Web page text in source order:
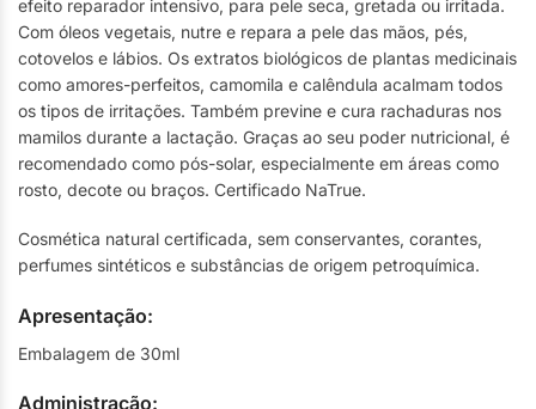
efeito reparador intensivo, para pele seca, gretada ou irritada.
Com óleos vegetais, nutre e repara a pele das mãos, pés,
cotovelos e lábios. Os extratos biológicos de plantas medicinais
como amores-perfeitos, camomila e calêndula acalmam todos
os tipos de irritações. Também previne e cura rachaduras nos
mamilos durante a lactação. Graças ao seu poder nutricional, é
recomendado como pós-solar, especialmente em áreas como
rosto, decote ou braços. Certificado NaTrue.
Cosmética natural certificada, sem conservantes, corantes,
perfumes sintéticos e substâncias de origem petroquímica.
Apresentação:
Embalagem de 30ml
Administração: